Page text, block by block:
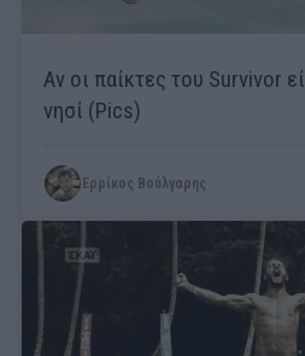
Αν οι παίκτες του Survivor
νησί (Pics)
Ερρίκος Βούλγαρης